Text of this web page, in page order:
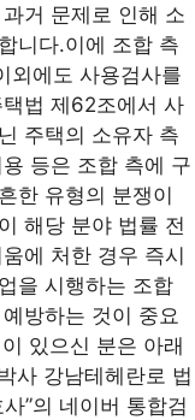
거 문제로 인해 소
니다.이에 조합 측
외에도 사용검사를
법 제62조에서 사
주택의 소유자 측
등은 조합 측에 구
한 유형의 분쟁이
해당 분야 법률 전
에 처한 경우 즉시
을 시행하는 조합
방하는 것이 중요
있으신 분은 아래
사 강남테헤란로 법
”의 네이버 통합검